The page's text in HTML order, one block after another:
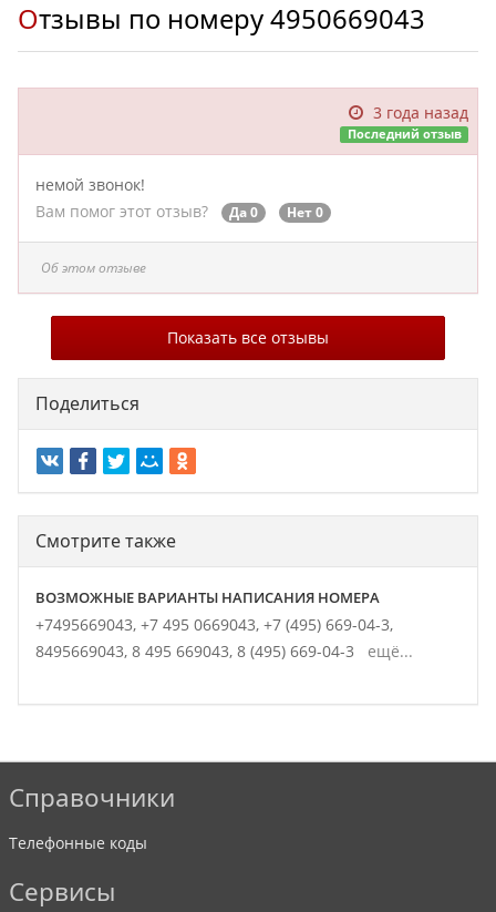
Отзывы по номеру4950669043
3 года назад
Последний отзыв
немой звонок!
Вам помог этот отзыв?
Да 0 Нет 0
Об этом отзыве
Показать все отзывы
Поделиться
Смотрите также
ВОЗМОЖНЫЕ ВАРИАНТЫ НАПИСАНИЯ НОМЕРА
+7495669043, +7 495 0669043, +7 (495) 669-04-3,
8495669043, 8 495 669043, 8 (495) 669-04-3 ещё...
Справочники
Телефонные коды
Сервисы